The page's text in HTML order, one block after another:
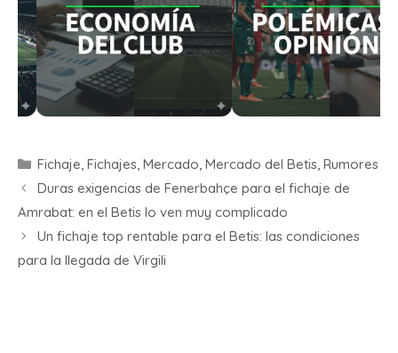
Fichaje, Fichajes, Mercado, Mercado del Betis, Rumores
Duras exigencias de Fenerbahçe para el fichaje de
Amrabat: en el Betis lo ven muy complicado
Un fichaje top rentable para el Betis: las condiciones
para la llegada de Virgili